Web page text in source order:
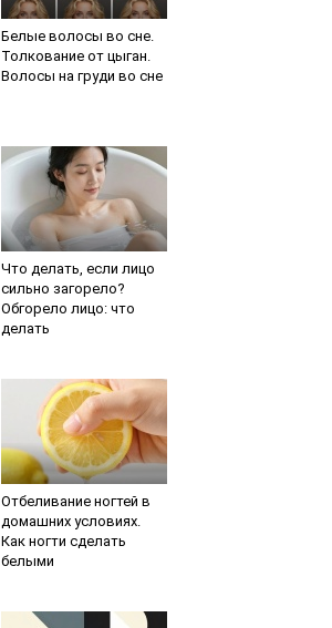
Белые волосы во сне.
Толкование от цыган.
Волосы на груди во сне
Что делать, если лицо
сильно загорело?
Обгорело лицо: что
делать
Отбеливание ногтей в
домашних условиях.
Как ногти сделать
белыми